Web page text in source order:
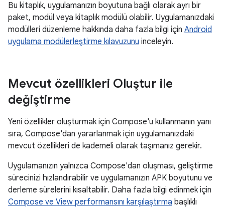
Bu kitaplık, uygulamanızın boyutuna bağlı olarak ayrı bir
paket, modül veya kitaplık modülü olabilir. Uygulamanızdaki
modülleri düzenleme hakkında daha fazla bilgi için Android
uygulama modülerleştirme kılavuzunu inceleyin.
Mevcut özellikleri Oluştur ile
değiştirme
Yeni özellikler oluşturmak için Compose'u kullanmanın yanı
sıra, Compose'dan yararlanmak için uygulamanızdaki
mevcut özellikleri de kademeli olarak taşımanız gerekir.
Uygulamanızın yalnızca Compose'dan oluşması, geliştirme
sürecinizi hızlandırabilir ve uygulamanızın APK boyutunu ve
derleme sürelerini kısaltabilir. Daha fazla bilgi edinmek için
Compose ve View performansını karşılaştırma başlıklı